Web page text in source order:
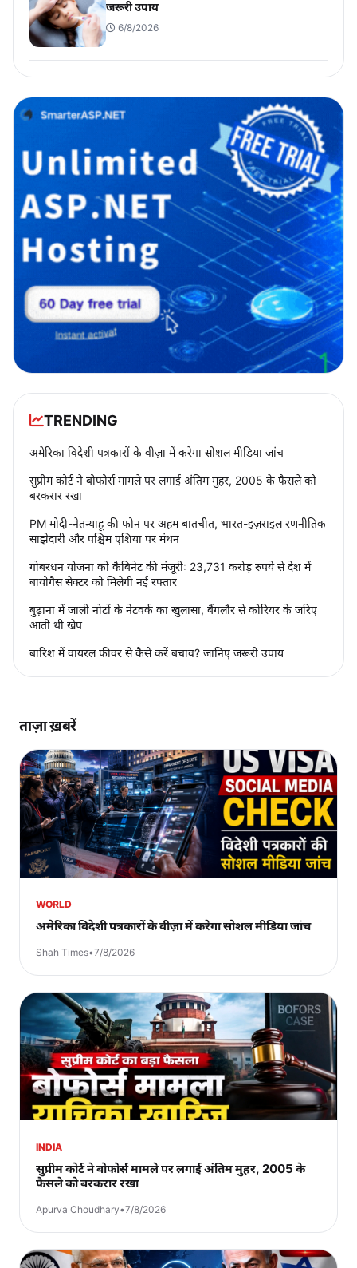
जरूरी उपाय
6/8/2026
TRENDING
अमेरिका विदेशी पत्रकारों के वीज़ा में करेगा सोशल मीडिया जांच
सुप्रीम कोर्ट ने बोफोर्स मामले पर लगाई अंतिम मुहर, 2005 के फैसले को
बरकरार रखा
PM मोदी-नेतन्याहू की फोन पर अहम बातचीत, भारत-इज़राइल रणनीतिक
साझेदारी और पश्चिम एशिया पर मंथन
गोबरधन योजना को कैबिनेट की मंजूरी: 23,731 करोड़ रुपये से देश में
बायोगैस सेक्टर को मिलेगी नई रफ्तार
बुढ़ाना में जाली नोटों के नेटवर्क का खुलासा, बैंगलौर से कोरियर के जरिए
आती थी खेप
बारिश में वायरल फीवर से कैसे करें बचाव? जानिए जरूरी उपाय
ताज़ा ख़बरें
WORLD
अमेरिका विदेशी पत्रकारों के वीज़ा में करेगा सोशल मीडिया जांच
Shah Times•7/8/2026
INDIA
सुप्रीम कोर्ट ने बोफोर्स मामले पर लगाई अंतिम मुहर, 2005 के
फैसले को बरकरार रखा
Apurva Choudhary•7/8/2026